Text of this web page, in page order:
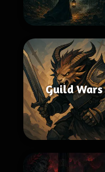
Guild Wars